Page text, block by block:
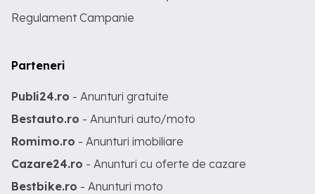
Regulament Campanie
Parteneri
Publi24.ro - Anunturi gratuite
Bestauto.ro - Anunturi auto/moto
Romimo.ro - Anunturi imobiliare
Cazare24.ro - Anunturi cu oferte de cazare
Bestbike.ro - Anunturi moto